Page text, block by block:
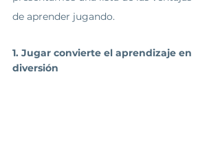
de aprender jugando.
1. Jugar convierte el aprendizaje en
diversión